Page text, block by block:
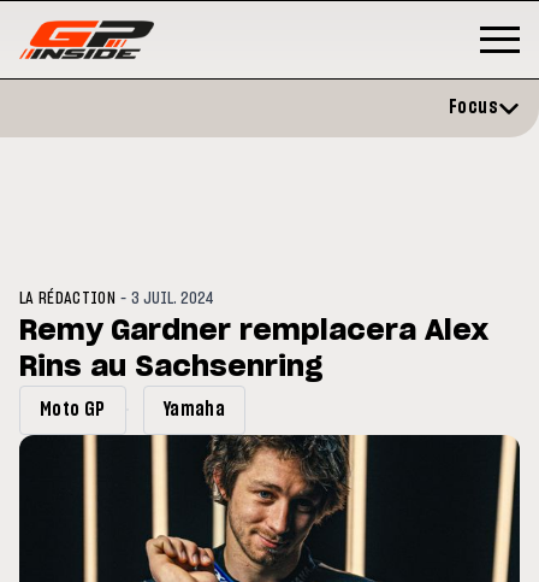
du GP de Grande-
MOTO GP
Focus
LA RÉDACTION -3 JUIL. 2024
Remy Gardner remplacera Alex
Rins au Sachsenring
Moto GP Yamaha